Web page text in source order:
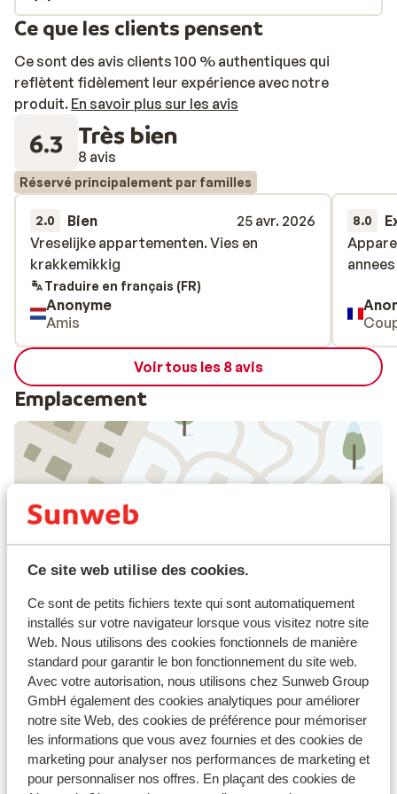
Ce site web utilise des cookies.
Ce sont de petits fichiers texte qui sont automatiquement
installés sur votre navigateur lorsque vous visitez notre site
Web. Nous utilisons des cookies fonctionnels de manière
standard pour garantir le bon fonctionnement du site web.
Avec votre autorisation, nous utilisons chez Sunweb Group
GmbH également des cookies analytiques pour améliorer
notre site Web, des cookies de préférence pour mémoriser
les informations que vous avez fournies et des cookies de
marketing pour analyser nos performances de marketing et
pour personnaliser nos offres. En plaçant des cookies de
Ce que les clients pensent
Ce sont des avis clients 100 % authentiques qui
reflètent fidèlement leur expérience avec notre
produit. En savoir plus sur les avis
6.3 Très bien
8 avis
Réservé principalement par familles
2.0 Bien
25 avr. 2026
Vreselijke appartementen. Vies en
krakkemikkig
Vreselijke appartementen. Vies en
krakkemikkig
Traduire en français (FR)
Anonyme
Amis
8.0
Voir tous les 8 avis
Emplacement
À proximité
Hébergement différents/propriétaire
Distance du centre-ville environ 200 mètres
Directement sur les pistes
Distance jusqu'aux remontées mécaniques
environ 50 mètres
Distance aux magasins les plus proches environ
200 mètres